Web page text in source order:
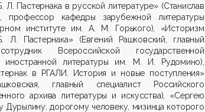
Л. Пастернака в русской литературе» (Станислав
профессор кафедры зарубежной литературы
институте им. А. М. Горького), «Историзм
Л. Пастернака» (Евгений Рашковский, главный
Всероссийской государственной
иностранной литературы им. М. И. Рудомино),
в РГАЛИ. История и новые поступления»
главный специалист Российского
архива литературы и искусства), «Сергею
Дурылину, дорогому человеку, мизинца которого